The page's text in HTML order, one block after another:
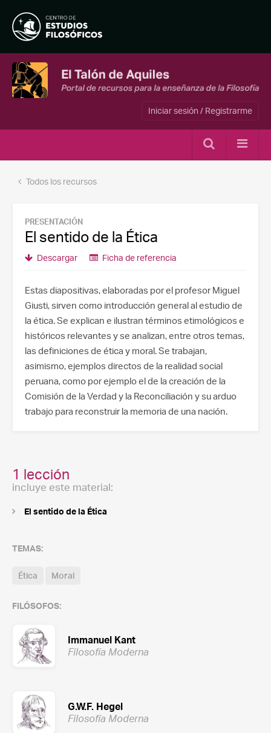
Iniciar sesión / Registrarme
Todos los recursos
PRESENTACIÓN
El sentido de la Ética
Descargar Ficha de referencia
Estas diapositivas, elaboradas por el profesor Miguel
Giusti, sirven como introducción general al estudio de
la ética. Se explican e ilustran términos etimológicos e
históricos relevantes y se analizan, entre otros temas,
las definiciones de ética y moral. Se trabajan,
asimismo, ejemplos directos de la realidad social
peruana, como por ejemplo el de la creación de la
Comisión de la Verdad y la Reconciliación y su arduo
trabajo para reconstruir la memoria de una nación.
1 lección
incluye este material:
El sentido de la Ética
TEMAS:
Ética Moral
FILÓSOFOS:
Immanuel Kant
Filosofía Moderna
G.W.F. Hegel
Filosofía Moderna